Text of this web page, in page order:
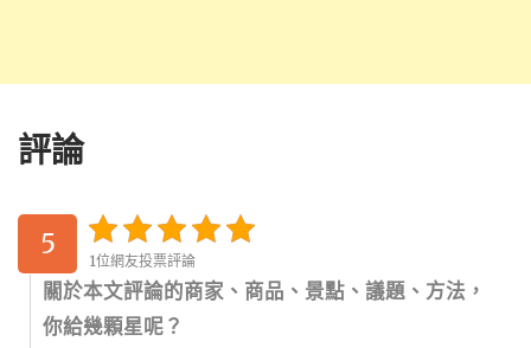
評論
5
1位網友投票評論
關於本文評論的商家、商品、景點、議題、方法，
你給幾顆星呢？